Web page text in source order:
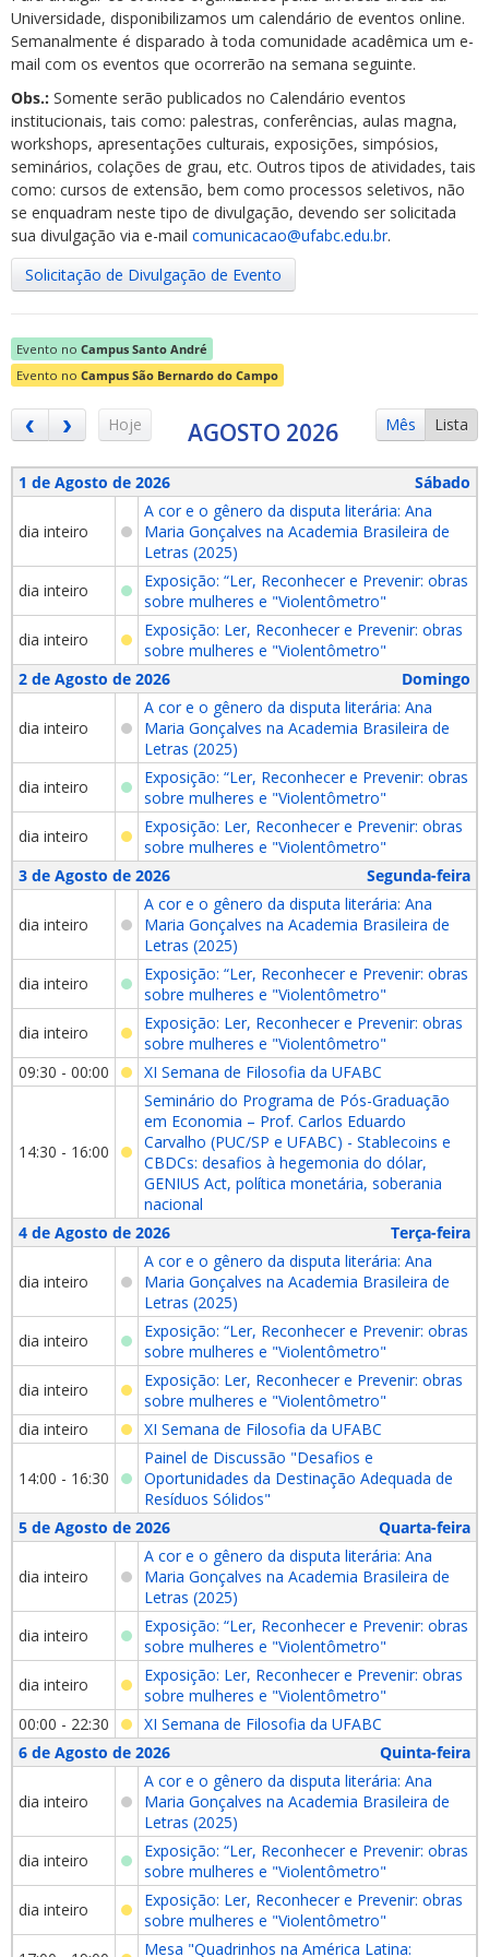
Universidade, disponibilizamos um calendário de eventos online.
Semanalmente é disparado à toda comunidade acadêmica um e-
mail com os eventos que ocorrerão na semana seguinte.
Obs.: Somente serão publicados no Calendário eventos
institucionais, tais como: palestras, conferências, aulas magna,
workshops, apresentações culturais, exposições, simpósios,
seminários, colações de grau, etc. Outros tipos de atividades, tais
como: cursos de extensão, bem como processos seletivos, não
se enquadram neste tipo de divulgação, devendo ser solicitada
sua divulgação via e-mail comunicacao@ufabc.edu.br.
Solicitação de Divulgação de Evento
Evento no Campus Santo André
Evento no Campus São Bernardo do Campo
Hoje Mês Lista
AGOSTO 2026
1 de Agosto de 2026 Sábado
dia inteiro
A cor e o gênero da disputa literária: Ana
Maria Gonçalves na Academia Brasileira de
Letras (2025)
dia inteiro
Exposição: “Ler, Reconhecer e Prevenir: obras
sobre mulheres e "Violentômetro"
dia inteiro
Exposição: Ler, Reconhecer e Prevenir: obras
sobre mulheres e "Violentômetro"
2 de Agosto de 2026
Domingo
dia inteiro
A cor e o gênero da disputa literária: Ana
Maria Gonçalves na Academia Brasileira de
Letras (2025)
dia inteiro
Exposição: “Ler, Reconhecer e Prevenir: obras
sobre mulheres e "Violentômetro"
dia inteiro
Exposição: Ler, Reconhecer e Prevenir: obras
sobre mulheres e "Violentômetro"
3 de Agosto de 2026
Segunda-feira
dia inteiro
A cor e o gênero da disputa literária: Ana
Maria Gonçalves na Academia Brasileira de
Letras (2025)
dia inteiro
Exposição: “Ler, Reconhecer e Prevenir: obras
sobre mulheres e "Violentômetro"
dia inteiro
Exposição: Ler, Reconhecer e Prevenir: obras
sobre mulheres e "Violentômetro"
09:30 - 00:00
XI Semana de Filosofia da UFABC
14:30 - 16:00
Seminário do Programa de Pós-Graduação
em Economia – Prof. Carlos Eduardo
Carvalho (PUC/SP e UFABC) - Stablecoins e
CBDCs: desafios à hegemonia do dólar,
GENIUS Act, política monetária, soberania
nacional
4 de Agosto de 2026
Terça-feira
dia inteiro
A cor e o gênero da disputa literária: Ana
Maria Gonçalves na Academia Brasileira de
Letras (2025)
dia inteiro
Exposição: “Ler, Reconhecer e Prevenir: obras
sobre mulheres e "Violentômetro"
dia inteiro
Exposição: Ler, Reconhecer e Prevenir: obras
sobre mulheres e "Violentômetro"
dia inteiro
XI Semana de Filosofia da UFABC
14:00 - 16:30
Painel de Discussão "Desafios e
Oportunidades da Destinação Adequada de
Resíduos Sólidos"
5 de Agosto de 2026
Quarta-feira
dia inteiro
A cor e o gênero da disputa literária: Ana
Maria Gonçalves na Academia Brasileira de
Letras (2025)
dia inteiro
Exposição: “Ler, Reconhecer e Prevenir: obras
sobre mulheres e "Violentômetro"
dia inteiro
Exposição: Ler, Reconhecer e Prevenir: obras
sobre mulheres e "Violentômetro"
00:00 - 22:30
XI Semana de Filosofia da UFABC
6 de Agosto de 2026
Quinta-feira
dia inteiro
A cor e o gênero da disputa literária: Ana
Maria Gonçalves na Academia Brasileira de
Letras (2025)
dia inteiro
Exposição: “Ler, Reconhecer e Prevenir: obras
sobre mulheres e "Violentômetro"
dia inteiro
Exposição: Ler, Reconhecer e Prevenir: obras
sobre mulheres e "Violentômetro"
Mesa "Quadrinhos na América Latina: